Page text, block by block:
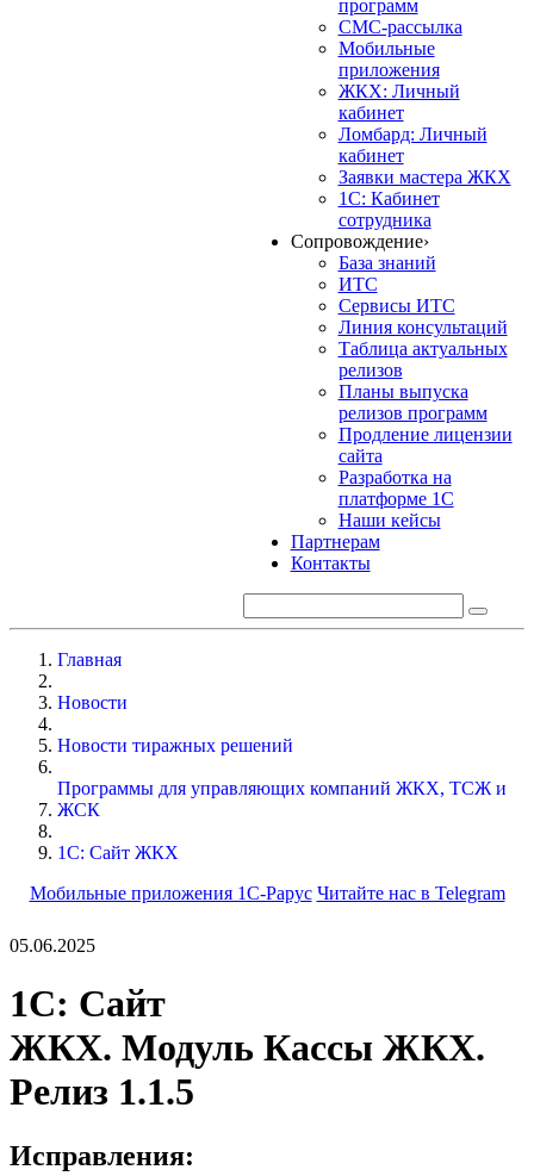
программ
СМС-рассылка
Мобильные
приложения
ЖКХ: Личный
кабинет
Ломбард: Личный
кабинет
Заявки мастера ЖКХ
1С: Кабинет
сотрудника
Сопровождение›
База знаний
ИТС
Сервисы ИТС
Линия консультаций
Таблица актуальных
релизов
Планы выпуска
релизов программ
Продление лицензии
сайта
Разработка на
платформе 1С
Наши кейсы
Партнерам
Контакты
Главная
Новости
Новости тиражных решений
Программы для управляющих компаний ЖКХ, ТСЖ и
ЖСК
1С: Сайт ЖКХ
Мобильные приложения 1С-Рарус Читайте нас в Telegram
05.06.2025
1C: Сайт
ЖКХ. Модуль Кассы ЖКХ.
Релиз 1.1.5
Исправления: